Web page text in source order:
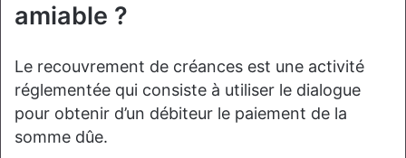
amiable ?
Le recouvrement de créances est une activité
réglementée qui consiste à utiliser le dialogue
pour obtenir d’un débiteur le paiement de la
somme dûe.